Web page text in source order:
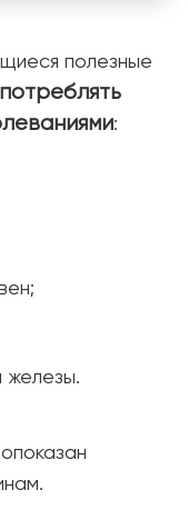
полезные
:
железы.